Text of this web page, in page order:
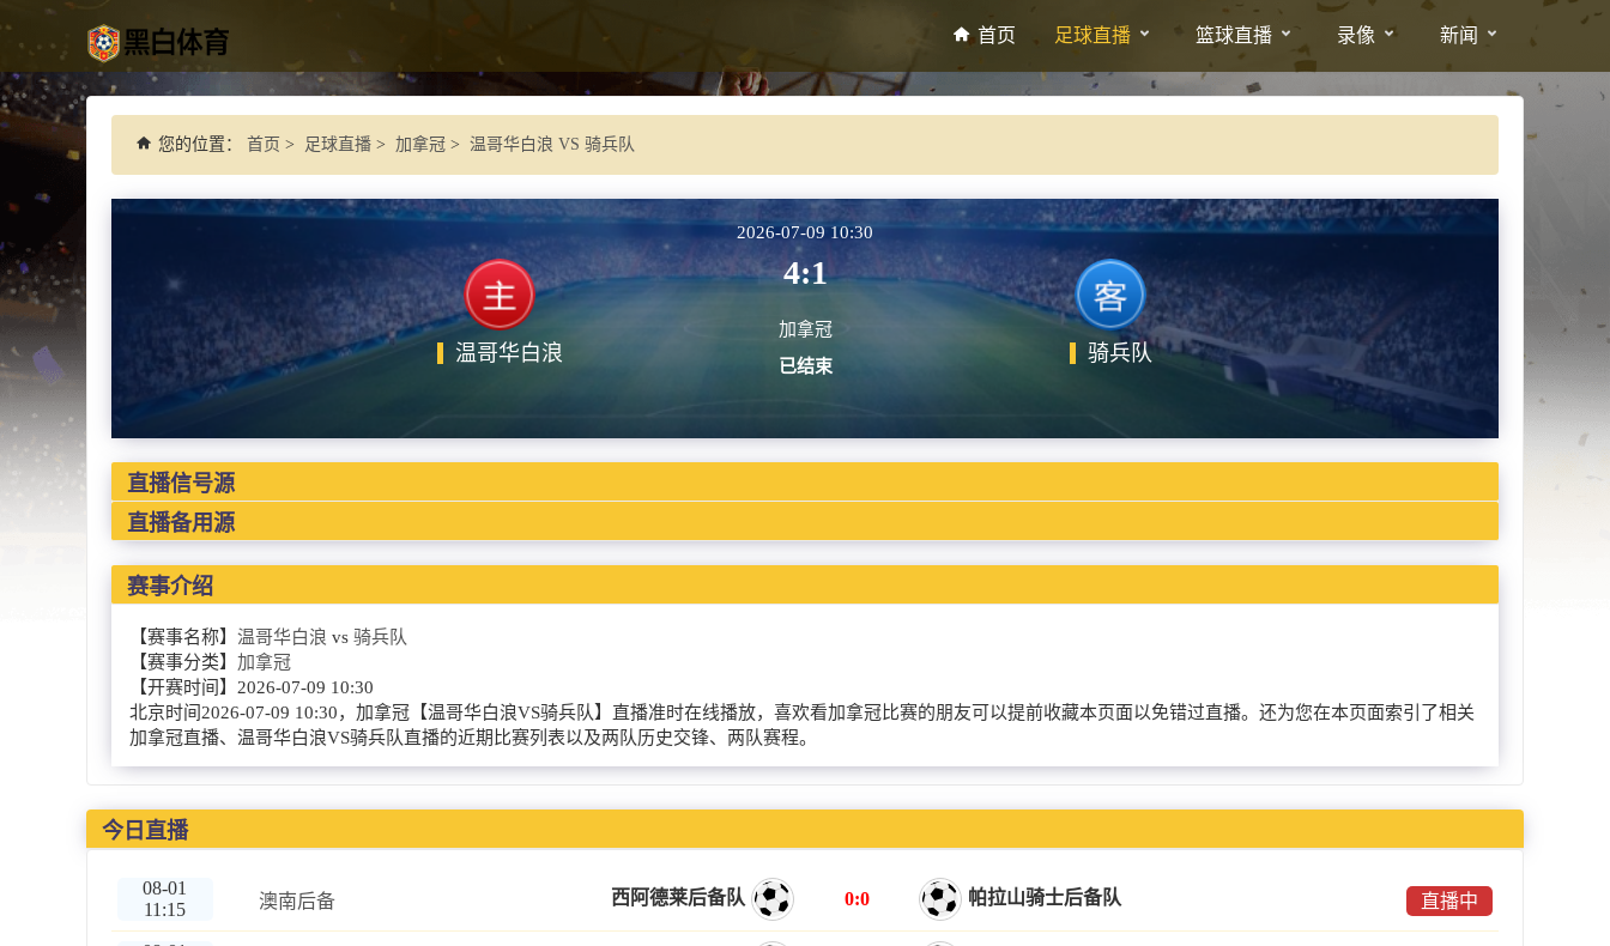
首页 足球直播 篮球直播 录像 新闻
您的位置： 首页 > 足球直播 > 加拿冠 > 温哥华白浪 VS 骑兵队
温哥华白浪
2026-07-09 10:30
4:1
加拿冠
已结束
骑兵队
直播信号源
直播备用源
赛事介绍
【赛事名称】 温哥华白浪 vs 骑兵队
【赛事分类】 加拿冠
【开赛时间】 2026-07-09 10:30
北京时间2026-07-09 10:30，加拿冠【温哥华白浪VS骑兵队】直播准时在线播放，喜欢看加拿冠比赛的朋友可以提前收藏本页面以免错过直播。还为您在本页面索引了相关
加拿冠直播、温哥华白浪VS骑兵队直播的近期比赛列表以及两队历史交锋、两队赛程。
今日直播
08-01
11:15
澳南后备 西阿德莱后备队 0:0 帕拉山骑士后备队 直播中